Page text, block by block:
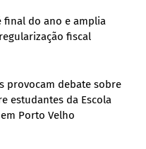
final do ano e amplia
fiscal
provocam debate sobre
estudantes da Escola
Porto Velho